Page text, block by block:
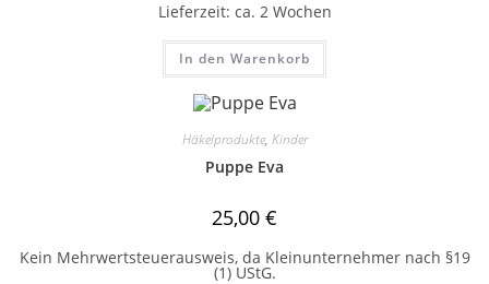
Lieferzeit: ca. 2 Wochen
In den Warenkorb
Häkelprodukte, Kinder
Puppe Eva
25,00 €
Kein Mehrwertsteuerausweis, da Kleinunternehmer nach §19
(1) UStG.